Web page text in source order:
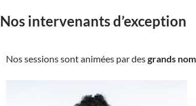
Nos intervenants d’exception
Nos sessions sont animées par desgrands